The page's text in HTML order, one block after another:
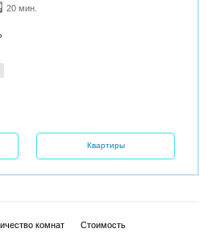
20 мин.
Квартиры
комнат
Стоимость